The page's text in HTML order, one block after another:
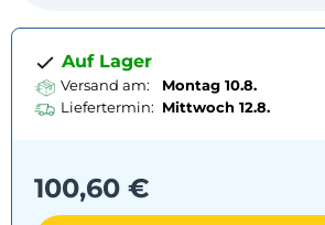
Auf Lager
Versand am:
Montag 10.8.
Liefertermin: Mittwoch 12.8.
100,60 €